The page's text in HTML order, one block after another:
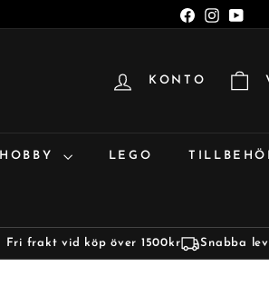
Facebook
KONTO
LEGO
Fri frakt vid köp över 1500kr Snabba